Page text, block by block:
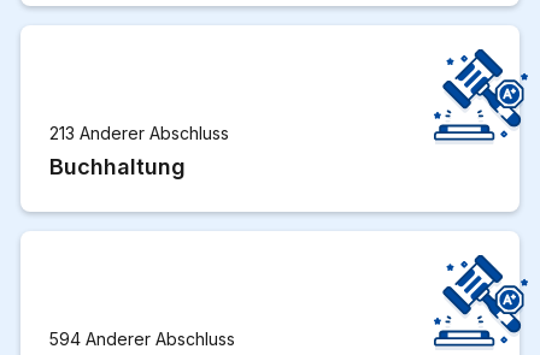
213 Anderer Abschluss
Buchhaltung
594 Anderer Abschluss